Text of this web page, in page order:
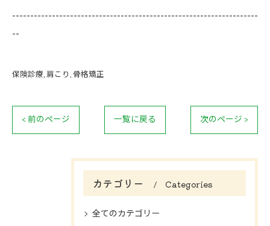
--------------------------------------------------------------------
--
保険診療 肩こり 骨格矯正
< 前のページ 一覧に戻る 次のページ >
カテゴリー Categories
全てのカテゴリー